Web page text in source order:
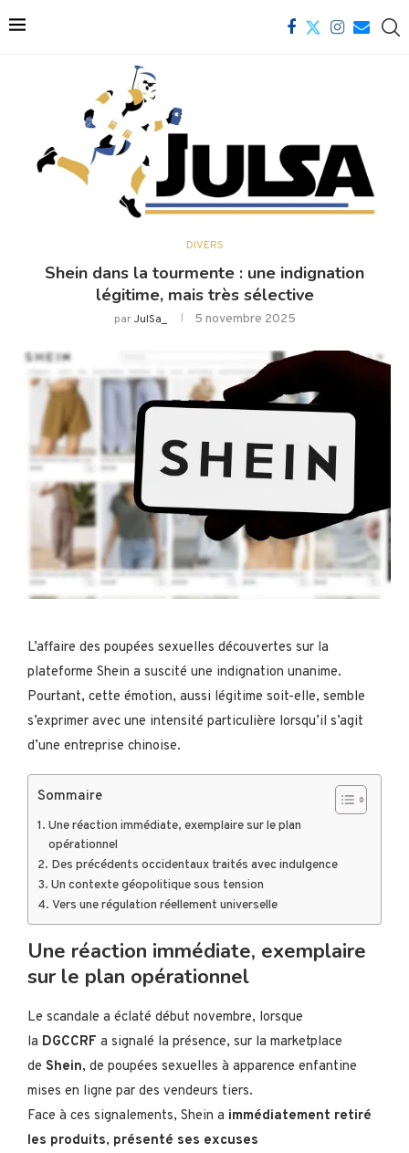
DIVERS
Shein dans la tourmente : une indignation
légitime, mais très sélective
parJulSa_ 5 novembre 2025
L’affaire des poupées sexuelles découvertes sur la
plateforme Shein a suscité une indignation unanime.
Pourtant, cette émotion, aussi légitime soit-elle, semble
s’exprimer avec une intensité particulière lorsqu’il s’agit
d’une entreprise chinoise.
Sommaire
Une réaction immédiate, exemplaire sur le plan
opérationnel
Des précédents occidentaux traités avec indulgence
Un contexte géopolitique sous tension
Vers une régulation réellement universelle
Une réaction immédiate, exemplaire
sur le plan opérationnel
Le scandale a éclaté début novembre, lorsque
la DGCCRF a signalé la présence, sur la marketplace
de Shein, de poupées sexuelles à apparence enfantine
mises en ligne par des vendeurs tiers.
Face à ces signalements, Shein a immédiatement retiré
les produits, présenté ses excuses